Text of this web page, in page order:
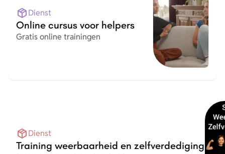
Dienst
Online cursus voor helpers
Organisatie
Gratis online trainingen
Dienst
Training weerbaarheid en zelfverdediging